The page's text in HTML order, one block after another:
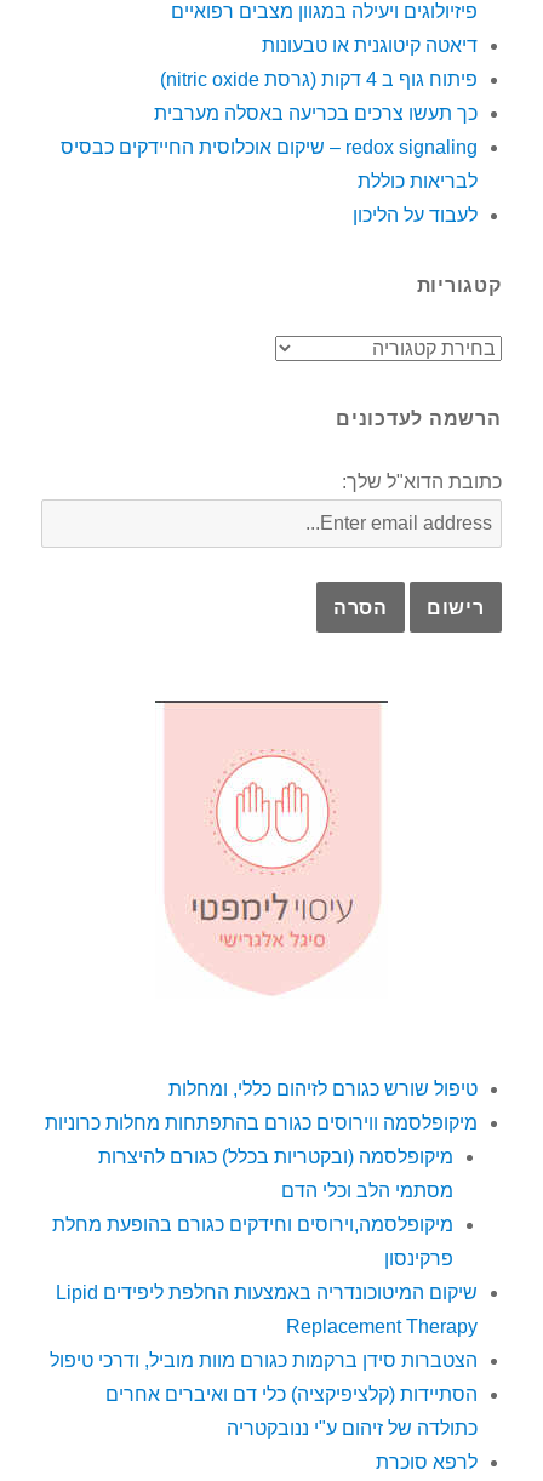
פיזיולוגים ויעילה במגוון מצבים רפואיים
דיאטה קיטוגנית או טבעונות
פיתוח גוף ב 4 דקות (גרסת nitric oxide)
כך תעשו צרכים בכריעה באסלה מערבית
redox signaling – שיקום אוכלוסית החיידקים כבסיס
לבריאות כוללת
לעבוד על הליכון
קטגוריות
קטגוריות
הרשמה לעדכונים
כתובת הדוא"ל שלך:
טיפול שורש כגורם לזיהום כללי, ומחלות
מיקופלסמה ווירוסים כגורם בהתפתחות מחלות כרוניות
מיקופלסמה (ובקטריות בכלל) כגורם להיצרות
מסתמי הלב וכלי הדם
מיקופלסמה,וירוסים וחידקים כגורם בהופעת מחלת
פרקינסון
שיקום המיטוכונדריה באמצעות החלפת ליפידים Lipid
Replacement Therapy
הצטברות סידן ברקמות כגורם מוות מוביל, ודרכי טיפול
הסתיידות (קלציפיקציה) כלי דם ואיברים אחרים
כתולדה של זיהום ע"י ננובקטריה
לרפא סוכרת